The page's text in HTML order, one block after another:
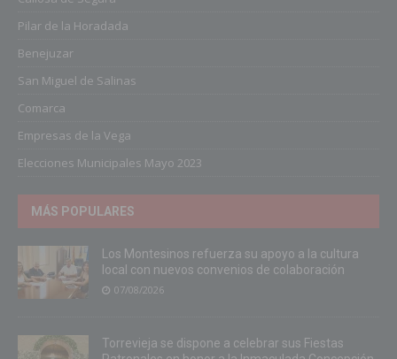
Pilar de la Horadada
Benejuzar
San Miguel de Salinas
Comarca
Empresas de la Vega
Elecciones Municipales Mayo 2023
MÁS POPULARES
Los Montesinos refuerza su apoyo a la cultura
local con nuevos convenios de colaboración
07/08/2026
Torrevieja se dispone a celebrar sus Fiestas